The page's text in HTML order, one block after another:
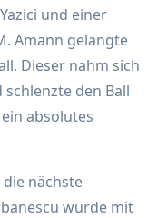
und einer
Amann gelangte
Dieser nahm sich
den Ball
absolutes
nächste
wurde mit